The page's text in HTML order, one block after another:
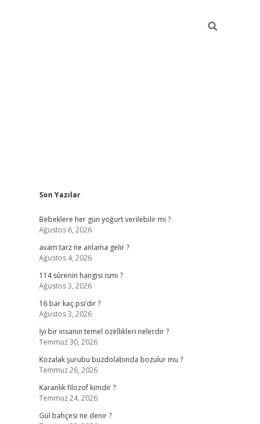
Sidebar
Son Yazılar
Bebeklere her gün yoğurt verilebilir mi ?
Ağustos 6, 2026
avam tarz ne anlama gelir ?
Ağustos 4, 2026
114 sûrenin hangisi ismi ?
Ağustos 3, 2026
16 bar kaç psi’dir ?
Ağustos 3, 2026
İyi bir insanın temel özellikleri nelerdir ?
Temmuz 30, 2026
Kozalak şurubu buzdolabında bozulur mu ?
Temmuz 26, 2026
Karanlık filozof kimdir ?
Temmuz 24, 2026
Gül bahçesi ne denir ?